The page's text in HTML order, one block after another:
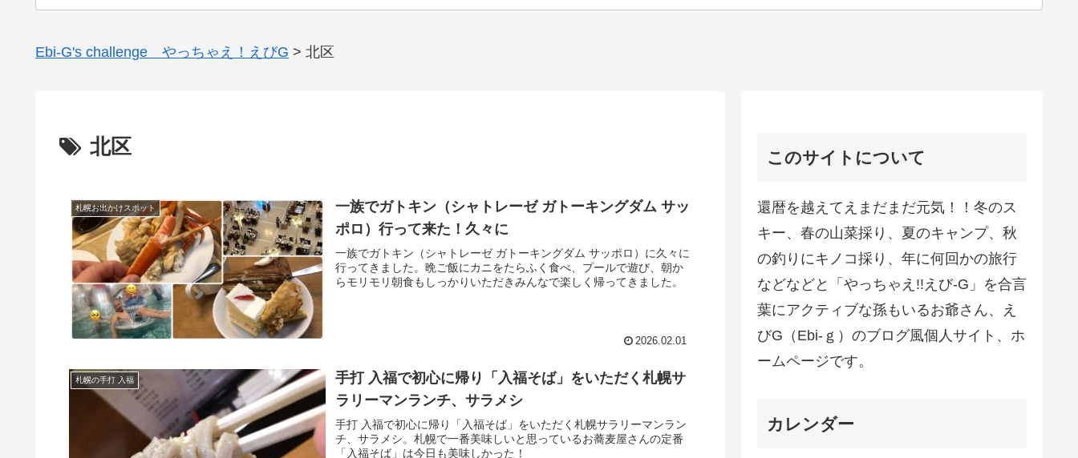
Ebi-G's challenge やっちゃえ！えびG > 北区
北区
札幌お出かけスポット
一族でガトキン（シャトレーゼ ガトーキングダム サッ
ポロ）行って来た！久々に
一族でガトキン（シャトレーゼ ガトーキングダム サッポロ）に久々に
行ってきました。晩ご飯にカニをたらふく食べ、プールで遊び、朝か
らモリモリ朝食もしっかりいただきみんなで楽しく帰ってきました。
2026.02.01
札幌の手打 入福
手打 入福で初心に帰り「入福そば」をいただく札幌サ
ラリーマンランチ、サラメシ
手打 入福で初心に帰り「入福そば」をいただく札幌サラリーマンラン
チ、サラメシ。札幌で一番美味しいと思っているお蕎麦屋さんの定番
「入福そば」は今日も美味しかった！
このサイトについて
還暦を越えてえまだまだ元気！！冬のス
キー、春の山菜採り、夏のキャンプ、秋
の釣りにキノコ採り、年に何回かの旅行
などなどと「やっちゃえ!!えび-G」を合言
葉にアクティブな孫もいるお爺さん、え
びG（Ebi-ｇ）のブログ風個人サイト、ホ
ームページです。
カレンダー